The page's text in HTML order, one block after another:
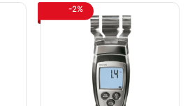
-2%